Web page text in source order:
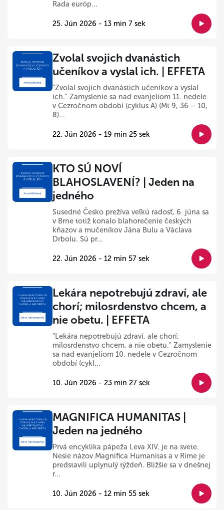
Rada európ...
25. Jún 2026 - 13 min 7 sek
Zvolal svojich dvanástich
učeníkov a vyslal ich. | EFFETA
"Zvolal svojich dvanástich učeníkov a vyslal
ich." Zamyslenie sa nad evanjeliom 11. nedele
v Cezročnom období (cyklus A) (Mt 9, 36 – 10,
8)...
22. Jún 2026 - 19 min 25 sek
KTO SÚ NOVÍ
BLAHOSLAVENÍ? | Jeden na
jedného
Susedné Česko prežíva veľkú radosť, 6. júna sa
v Brne totiž konalo blahorečenie českých
kňazov a mučeníkov Jána Bulu a Václava
Drbolu. Sú pr...
22. Jún 2026 - 12 min 57 sek
Lekára nepotrebujú zdraví, ale
chorí; milosrdenstvo chcem, a
nie obetu. | EFFETA
"Lekára nepotrebujú zdraví, ale chorí;
milosrdenstvo chcem, a nie obetu." Zamyslenie
sa nad evanjeliom 10. nedele v Cezročnom
období (cykl...
10. Jún 2026 - 23 min 27 sek
MAGNIFICA HUMANITAS |
Jeden na jedného
Prvá encyklika pápeža Leva XIV. je na svete.
Nesie názov Magnifica Humanitas a v Ríme je
predstavili uplynulý týždeň. Bližšie sa v dnešnej
r...
10. Jún 2026 - 12 min 55 sek